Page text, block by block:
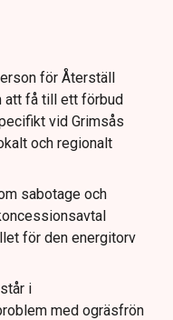
för Återställ
att få till ett förbud
vid Grimsås
och regionalt
sabotage och
för den energitorv
i
med ogräsfrön